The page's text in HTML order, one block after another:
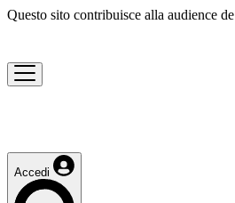
Questo sito contribuisce alla audience de
Accedi